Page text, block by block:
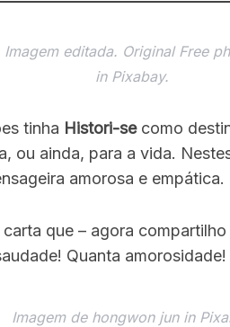
Imagem editada. Original Free
in Pixabay.
tinha Histori-secomo
ou ainda, para a vida.
amorosa e empática.
que – agora
Quanta
Imagem de hongwon jun in